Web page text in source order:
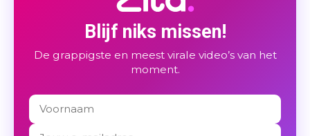
Blijf niks missen!
De grappigste en meest virale video’s van het
moment.